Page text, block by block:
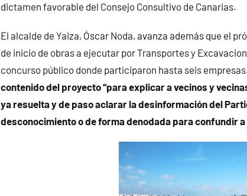
dictamen favorable del Consejo Consultivo de Canarias.
El alcalde de Yaiza, Óscar Noda, avanza además que el
de inicio de obras a ejecutar por Transportes y
concurso público donde participaron hasta seis
contenido del proyecto “para explicar a vecinos y
ya resuelta y de paso aclarar la desinformación del
desconocimiento o de forma denodada para confundir a